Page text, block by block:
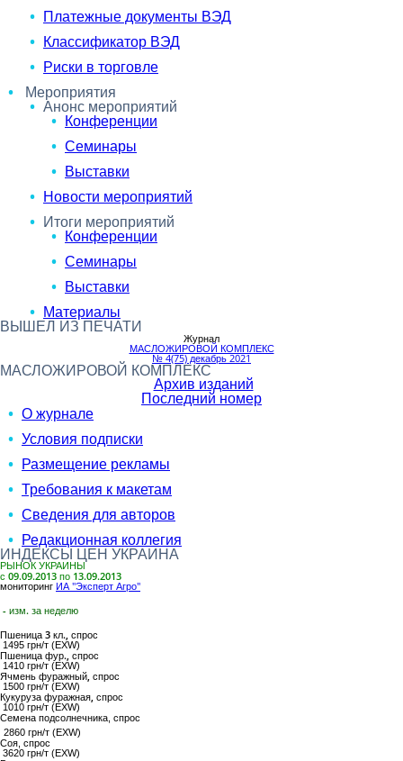
Платежные документы ВЭД
Классификатор ВЭД
Риски в торговле
Мероприятия
Анонс мероприятий
Конференции
Семинары
Выставки
Новости мероприятий
Итоги мероприятий
Конференции
Семинары
Выставки
Материалы
ВЫШЕЛ ИЗ ПЕЧАТИ
Журнал
МАСЛОЖИРОВОЙ КОМПЛЕКС
№ 4(75) декабрь 2021
МАСЛОЖИРОВОЙ КОМПЛЕКС
Архив изданий
Последний номер
О журнале
Условия подписки
Размещение рекламы
Требования к макетам
Сведения для авторов
Редакционная коллегия
ИНДЕКСЫ ЦЕН УКРАИНА
РЫНОК УКРАИНЫ
с 09.09.2013 по 13.09.2013
мониторинг ИА "Эксперт Агро"
- изм. за неделю
Пшеница 3 кл., спрос
1495 грн/т (EXW)
Пшеница фур., спрос
1410 грн/т (EXW)
Ячмень фуражный, спрос
1500 грн/т (EXW)
Кукуруза фуражная, спрос
1010 грн/т (EXW)
Семена подсолнечника , спрос
2860 грн/т (EXW)
Соя , спрос
3620 грн/т (EXW)